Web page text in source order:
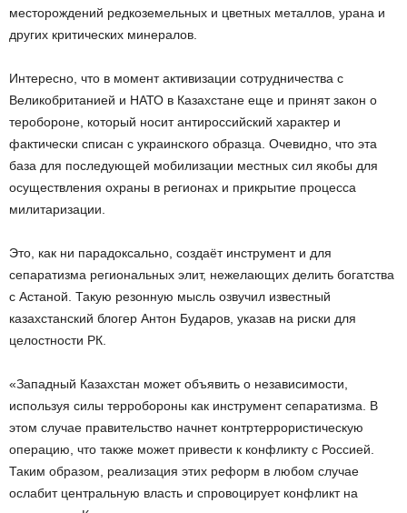
месторождений редкоземельных и цветных металлов, урана и
других критических минералов.
Интересно, что в момент активизации сотрудничества с
Великобританией и НАТО в Казахстане еще и принят закон о
теробороне, который носит антироссийский характер и
фактически списан с украинского образца. Очевидно, что эта
база для последующей мобилизации местных сил якобы для
осуществления охраны в регионах и прикрытие процесса
милитаризации.
Это, как ни парадоксально, создаёт инструмент и для
сепаратизма региональных элит, нежелающих делить богатства
с Астаной. Такую резонную мысль озвучил известный
казахстанский блогер Антон Бударов, указав на риски для
целостности РК.
«Западный Казахстан может объявить о независимости,
используя силы терробороны как инструмент сепаратизма. В
этом случае правительство начнет контртеррористическую
операцию, что также может привести к конфликту с Россией.
Таким образом, реализация этих реформ в любом случае
ослабит центральную власть и спровоцирует конфликт на